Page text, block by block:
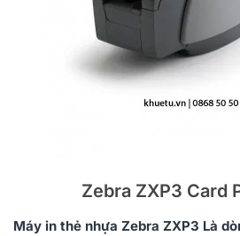
Zebra ZXP3 Card
Máy in thẻ nhựa Zebra ZXP3 Là